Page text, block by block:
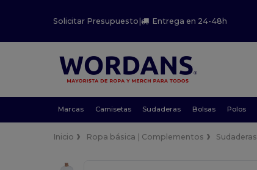
Solicitar Presupuesto | Entrega en 24-48h
Marcas Camisetas Sudaderas Bolsas Polos
Inicio Ropa básica | Complementos Sudaderas